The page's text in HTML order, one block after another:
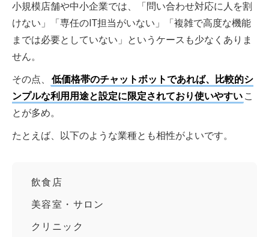
小規模店舗や中小企業では、「問い合わせ対応に人を割
けない」「専任のIT担当がいない」「複雑で高度な機能
までは必要としていない」というケースも少なくありま
せん。
その点、
低価格帯のチャットボットであれば、比較的シ
ンプルな利用用途と設定に限定されており使いやすい こ
とが多め。
たとえば、以下のような業種とも相性がよいです。
飲食店
美容室・サロン
クリニック